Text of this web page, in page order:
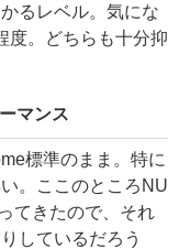
るレベル。気にな
度。どちらも十分抑
マンス
標準のまま。特に
。ここのところNU
てきたので、それ
しているだろう